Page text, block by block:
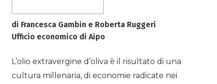
di Francesca Gambin e Roberta Ruggeri
Ufficio economico di Aipo
L’olio extravergine d’oliva è il risultato di una
cultura millenaria, di economie radicate nei